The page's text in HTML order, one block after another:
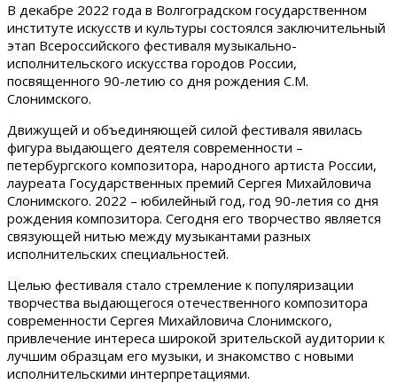
В декабре 2022 года в Волгоградском государственном
институте искусств и культуры состоялся заключительный
этап Всероссийского фестиваля музыкально-
исполнительского искусства городов России,
посвященного 90-летию со дня рождения С.М.
Слонимского.
Движущей и объединяющей силой фестиваля явилась
фигура выдающего деятеля современности –
петербургского композитора, народного артиста России,
лауреата Государственных премий Сергея Михайловича
Слонимского. 2022 – юбилейный год, год 90-летия со дня
рождения композитора. Сегодня его творчество является
связующей нитью между музыкантами разных
исполнительских специальностей.
Целью фестиваля стало стремление к популяризации
творчества выдающегося отечественного композитора
современности Сергея Михайловича Слонимского,
привлечение интереса широкой зрительской аудитории к
лучшим образцам его музыки, и знакомство с новыми
исполнительскими интерпретациями.